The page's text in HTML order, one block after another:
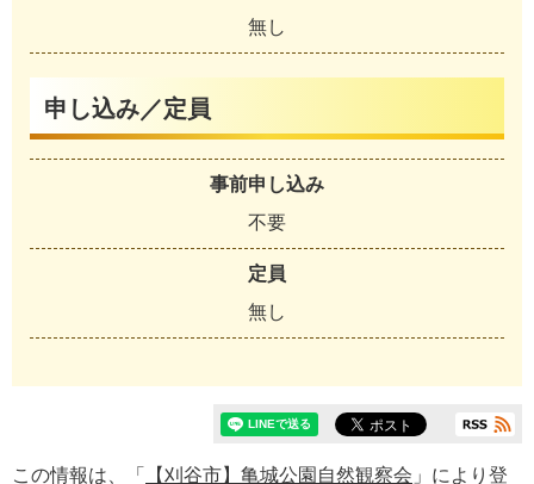
無し
申し込み／定員
事前申し込み
不要
定員
無し
この情報は、「 【刈谷市】亀城公園自然観察会 」により登